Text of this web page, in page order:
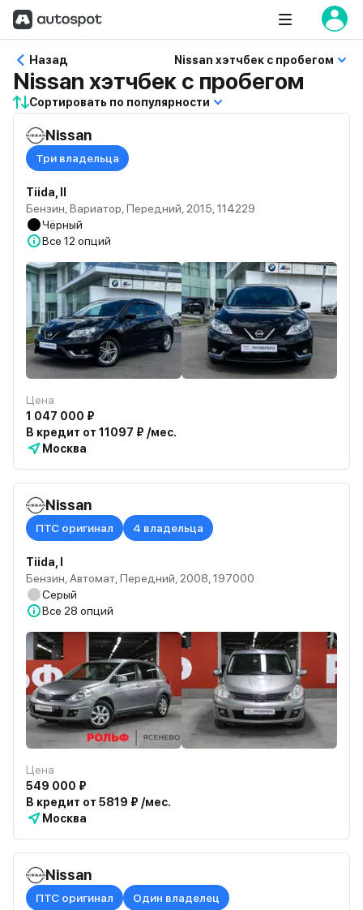
Назад Nissan хэтчбек с пробегом
Nissan хэтчбек с пробегом
Сортировать по популярности
Nissan
Три владельца
Tiida, II
Бензин, Вариатор, Передний, 2015, 114229
Чёрный
Все 12 опций
Цена
1 047 000 ₽
В кредит от 11097 ₽ /мес.
Москва
Nissan
ПТС оригинал 4 владельца
Tiida, I
Бензин, Автомат, Передний, 2008, 197000
Серый
Все 28 опций
Цена
549 000 ₽
В кредит от 5819 ₽ /мес.
Москва
Nissan
ПТС оригинал Один владелец